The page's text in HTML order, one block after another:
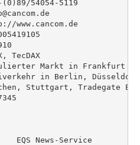
54054-5119
www.cancom.de
TecDAX
Markt in Frankfurt
in Berlin,
Stuttgart, Tradegate
EQS News-Service